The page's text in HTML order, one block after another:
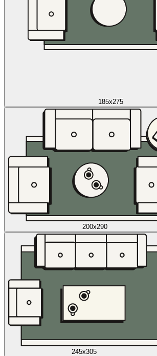
185x275
200x290
245x305